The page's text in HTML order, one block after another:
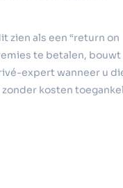
zien als een “return on
te betalen, bouwt
expert wanneer u
kosten